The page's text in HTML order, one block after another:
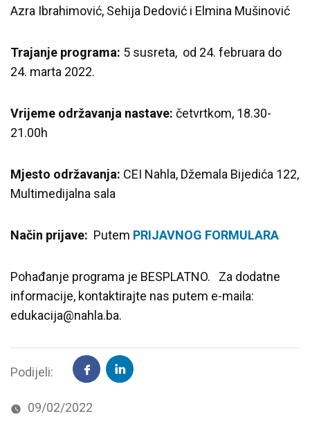
Azra Ibrahimović, Sehija Dedović i Elmina Mušinović
Trajanje programa: 5 susreta, od 24. februara do
24. marta 2022.
Vrijeme održavanja nastave: četvrtkom, 18.30-
21.00h
Mjesto održavanja: CEI Nahla, Džemala Bijedića 122,
Multimedijalna sala
Način prijave: Putem PRIJAVNOG FORMULARA
Pohađanje programa je BESPLATNO. Za dodatne
informacije, kontaktirajte nas putem e-maila:
edukacija@nahla.ba.
Podijeli:
09/02/2022